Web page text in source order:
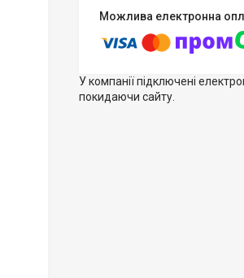
У компанії підключені
покидаючи сайту.